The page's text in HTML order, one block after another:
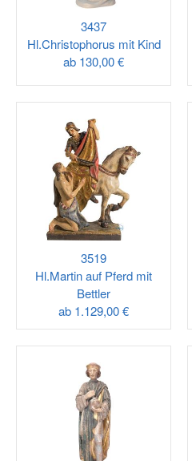
3437
Hl.Christophorus mit Kind
ab 130,00 €
3519
Hl.Martin auf Pferd mit
Bettler
ab 1.129,00 €